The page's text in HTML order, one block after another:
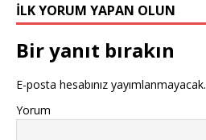
İLK YORUM YAPAN OLUN
Bir yanıt bırakın
E-posta hesabınız yayımlanmayacak.
Yorum